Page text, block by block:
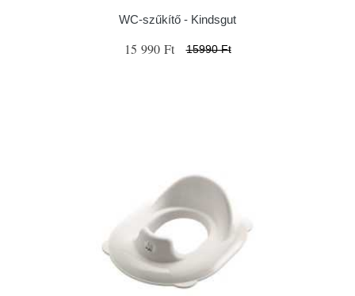
WC-szűkítő - Kindsgut
15 990 Ft 15990 Ft